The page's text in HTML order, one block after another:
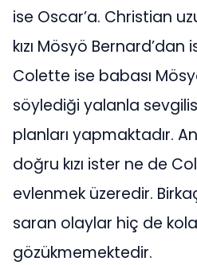
ise Oscar’a. Christian
kızı Mösyö
Colette ise babası
söylediği yalanla
planları yapmaktadır.
doğru kızı ister ne de
evlenmek üzeredir.
saran olaylar hiç de
gözükmemektedir.